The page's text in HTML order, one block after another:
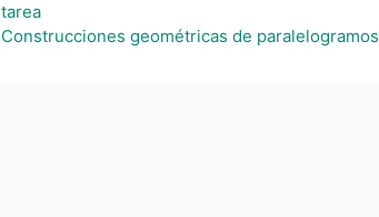
tarea
Construcciones geométricas de paralelogramos